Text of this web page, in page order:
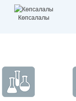
Көпсалалы